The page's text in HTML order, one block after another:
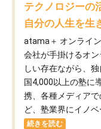
テクノロジーの
自分の人生を生
atama＋ オンライ
会社が手掛けるオ
しい存在ながら、
国4,000以上の塾に
携、各種メディア
ど、塾業界にイノベ
続きを読む